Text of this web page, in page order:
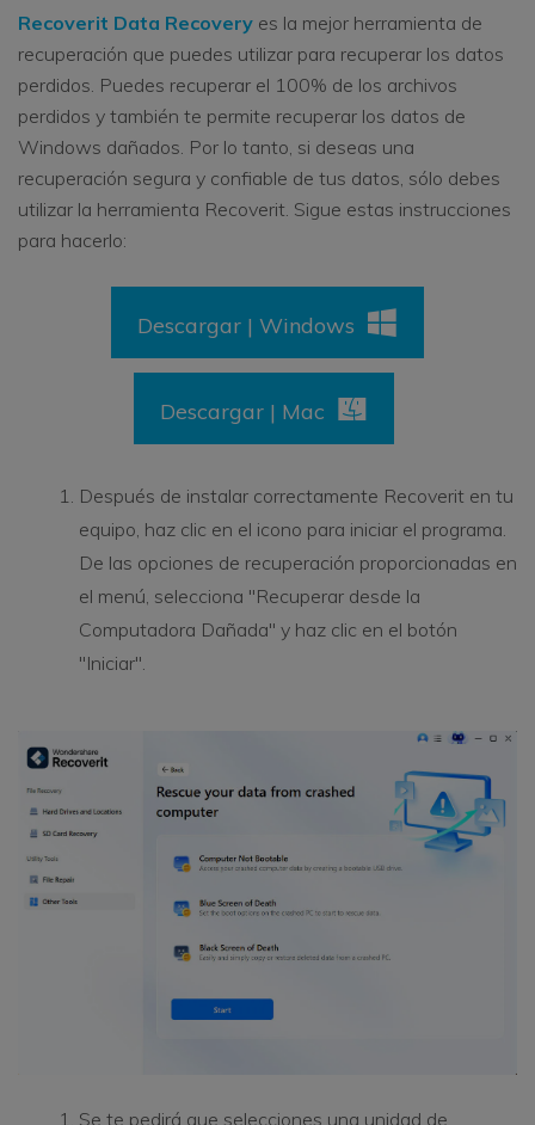
Recoverit Data Recovery es la mejor herramienta de
recuperación que puedes utilizar para recuperar los datos
perdidos. Puedes recuperar el 100% de los archivos
perdidos y también te permite recuperar los datos de
Windows dañados. Por lo tanto, si deseas una
recuperación segura y confiable de tus datos, sólo debes
utilizar la herramienta Recoverit. Sigue estas instrucciones
para hacerlo:
Descargar | Windows
Descargar | Mac
Después de instalar correctamente Recoverit en tu
equipo, haz clic en el icono para iniciar el programa.
De las opciones de recuperación proporcionadas en
el menú, selecciona "Recuperar desde la
Computadora Dañada" y haz clic en el botón
"Iniciar".
Se te pedirá que selecciones una unidad de